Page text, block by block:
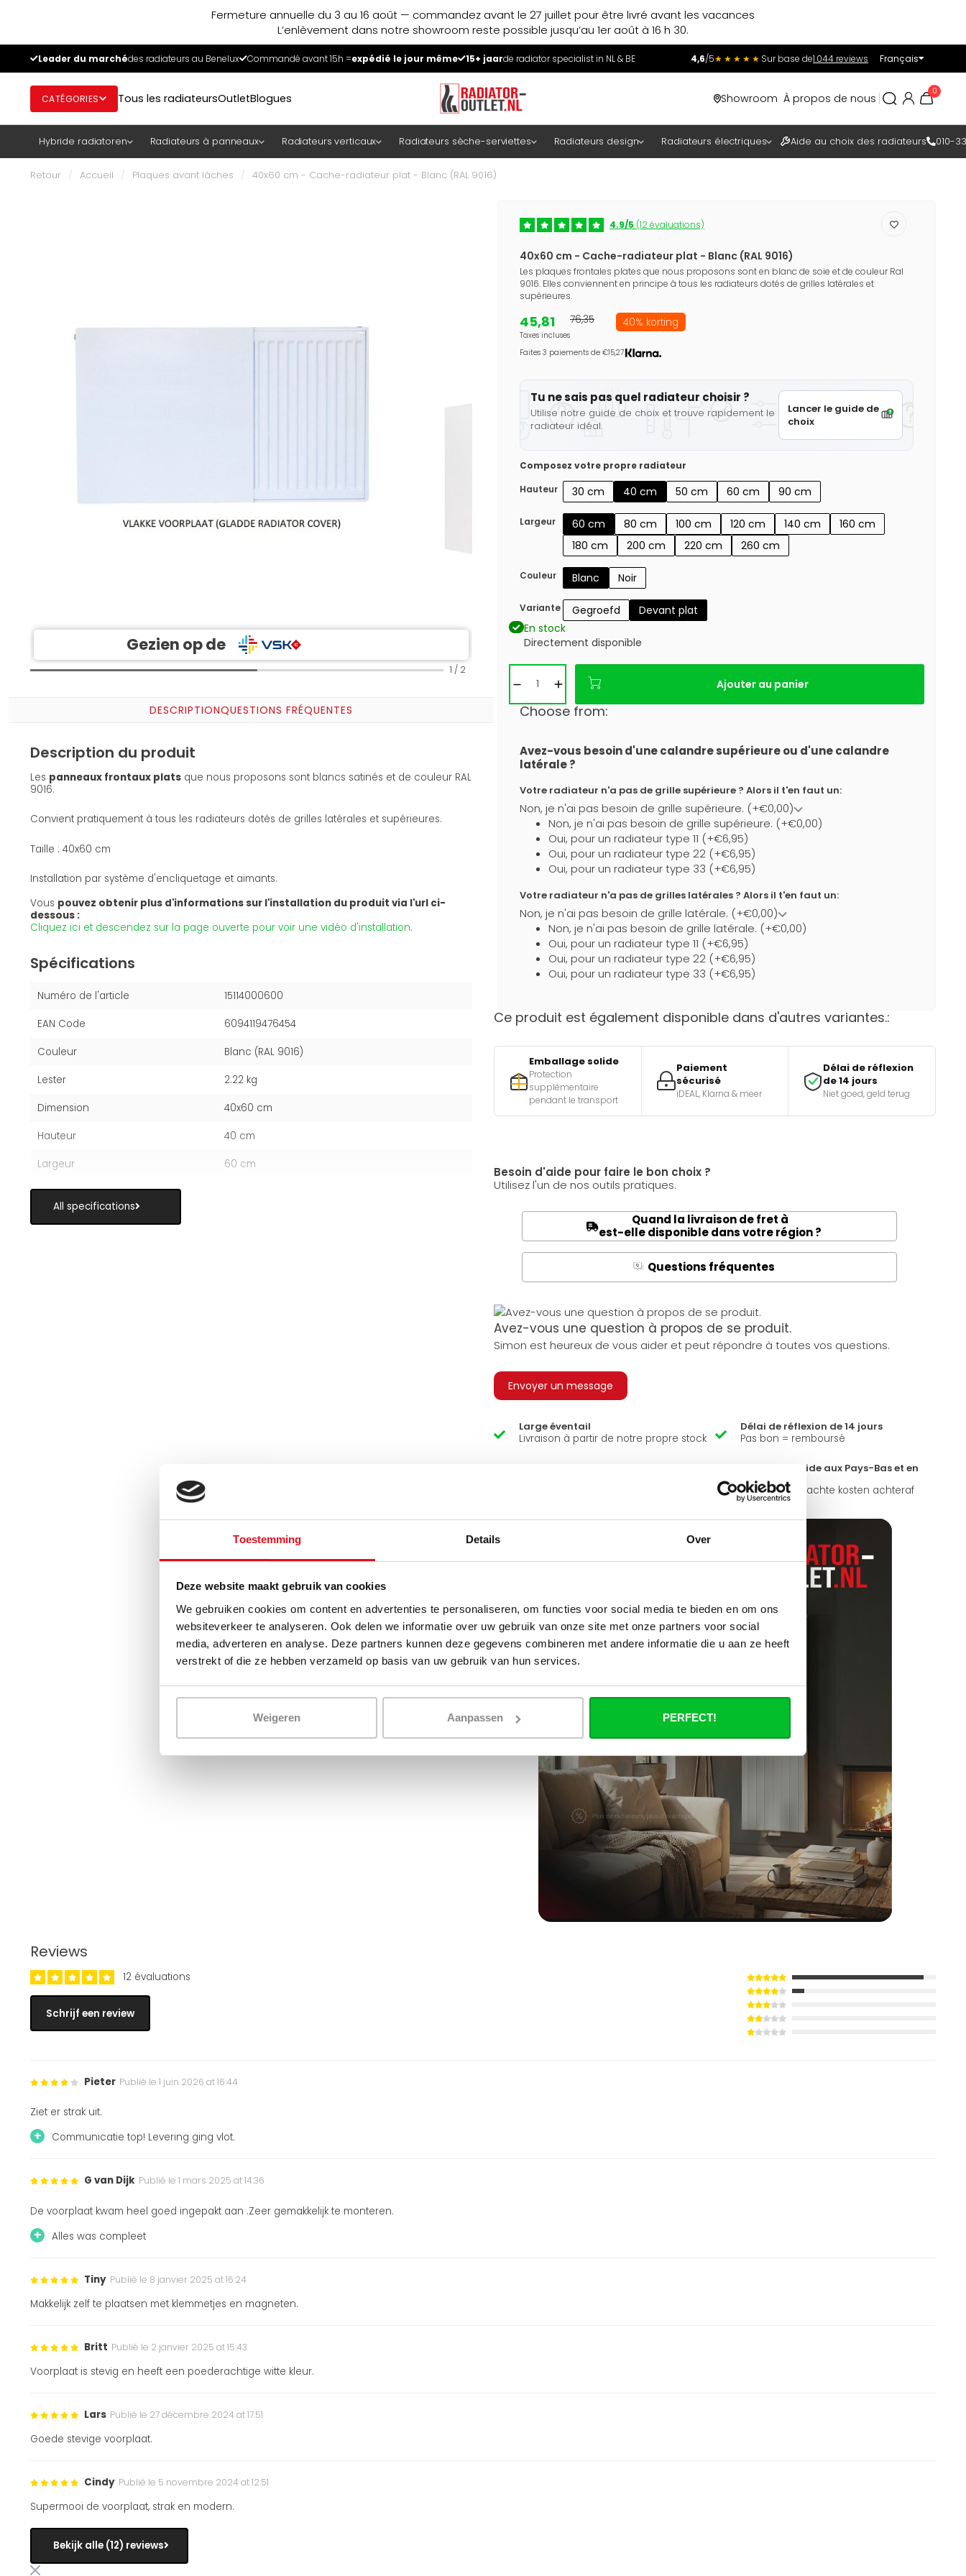
Toestemming Details Over
Deze website maakt gebruik van cookies
We gebruiken cookies om content en advertenties te personaliseren, om functies voor social media te bieden en om ons
websiteverkeer te analyseren. Ook delen we informatie over uw gebruik van onze site met onze partners voor social
media, adverteren en analyse. Deze partners kunnen deze gegevens combineren met andere informatie die u aan ze heeft
verstrekt of die ze hebben verzameld op basis van uw gebruik van hun services.
Weigeren Aanpassen PERFECT!
Fermeture annuelle du 3 au 16 août — commandez avant le 27 juillet pour être livré avant les vacances
L’enlèvement dans notre showroom reste possible jusqu’au 1er août à 16 h 30.
Leader du marchédes radiateurs au Benelux Commandé avant 15h =expédié le jour même 15+ jaarde radiator specialist in NL & BE 4,6/5★★★★★ Sur base de1.044 reviews Français
CATÉGORIES Tous les radiateursOutletBlogues Showroom À propos de nous
0
Hybride radiatoren Radiateurs à panneaux Radiateurs verticaux Radiateurs sèche-serviettes Radiateurs design Radiateurs électriques Aide au choix des radiateurs 010-
Retour / Accueil / Plaques avant lâches / 40x60 cm - Cache-radiateur plat - Blanc (RAL 9016)
Gezien op de
1 / 2
DESCRIPTIONQUESTIONS FRÉQUENTES
Description du produit
Les panneaux frontaux plats que nous proposons sont blancs satinés et de couleur RAL
9016.
Convient pratiquement à tous les radiateurs dotés de grilles latérales et supérieures.
Taille : 40x60 cm
Installation par système d'encliquetage et aimants.
Vous pouvez obtenir plus d'informations sur l'installation du produit via l'url ci-
dessous :
Cliquez ici et descendez sur la page ouverte pour voir une vidéo d'installation.
Spécifications
Numéro de l'article 15114000600
EAN Code 6094119476454
Couleur Blanc (RAL 9016)
Lester 2.22 kg
Dimension 40x60 cm
Hauteur 40 cm
Largeur 60 cm
All specifications
4.9/5 (12 évaluations)
40x60 cm - Cache-radiateur plat - Blanc (RAL 9016)
Les plaques frontales plates que nous proposons sont en blanc de soie et de couleur Ral
9016. Elles conviennent en principe à tous les radiateurs dotés de grilles latérales et
supérieures.
45,81
Taxes incluses
76,35 40% korting
Faites 3 paiements de €15,27.
Tu ne sais pas quel radiateur choisir ?
Utilise notre guide de choix et trouve rapidement le
radiateur idéal.
Lancer le guide de
choix
Composez votre propre radiateur
Hauteur
30 cm 40 cm 50 cm 60 cm 90 cm
Largeur 60 cm 80 cm 100 cm 120 cm 140 cm
160 cm
180 cm
200 cm 220 cm 260 cm
Couleur Blanc Noir
Variante Gegroefd
Devant plat
En stock
Directement disponible
Ajouter au panier
Choose from:
Avez-vous besoin d'une calandre supérieure ou d'une calandre
latérale ?
Votre radiateur n'a pas de grille supérieure ? Alors il t'en faut un:
Non, je n'ai pas besoin de grille supérieure. (+€0,00)
Non, je n'ai pas besoin de grille supérieure. (+€0,00)
Oui, pour un radiateur type 11 (+€6,95)
Oui, pour un radiateur type 22 (+€6,95)
Oui, pour un radiateur type 33 (+€6,95)
Votre radiateur n'a pas de grilles latérales ? Alors il t'en faut un:
Non, je n'ai pas besoin de grille latérale. (+€0,00)
Non, je n'ai pas besoin de grille latérale. (+€0,00)
Oui, pour un radiateur type 11 (+€6,95)
Oui, pour un radiateur type 22 (+€6,95)
Oui, pour un radiateur type 33 (+€6,95)
Ce produit est également disponible dans d'autres variantes.:
Emballage solide
Protection
supplémentaire
pendant le transport
Paiement
sécurisé
iDEAL, Klarna & meer
Délai de réflexion
de 14 jours
Niet goed, geld terug
Besoin d'aide pour faire le bon choix ?
Utilisez l'un de nos outils pratiques.
Quand la livraison de fret à
est-elle disponible dans votre région ?
Q Questions fréquentes
Avez-vous une question à propos de se produit.
Simon est heureux de vous aider et peut répondre à toutes vos questions.
Envoyer un message
Large éventail
Livraison à partir de notre propre stock
Délai de réflexion de 14 jours
Pas bon = remboursé
Livraison rapide aux Pays-Bas et en
Belgique
Geen onverwachte kosten achteraf
Reviews
12 évaluations
Schrijf een review
Pieter Publié le 1 juin 2026 at 16:44
Ziet er strak uit.
+ Communicatie top! Levering ging vlot.
G van Dijk Publié le 1 mars 2025 at 14:36
De voorplaat kwam heel goed ingepakt aan .Zeer gemakkelijk te monteren.
+ Alles was compleet
Tiny Publié le 8 janvier 2025 at 16:24
Makkelijk zelf te plaatsen met klemmetjes en magneten.
Britt Publié le 2 janvier 2025 at 15:43
Voorplaat is stevig en heeft een poederachtige witte kleur.
Lars Publié le 27 décembre 2024 at 17:51
Goede stevige voorplaat.
Cindy Publié le 5 novembre 2024 at 12:51
Supermooi de voorplaat, strak en modern.
Bekijk alle (12) reviews